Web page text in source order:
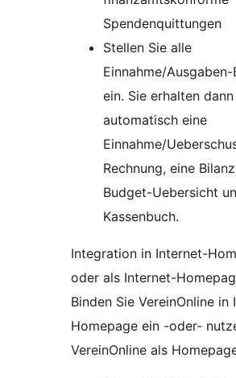
Spendenquittungen
Stellen Sie alle
Einnahme/Ausgaben-
ein. Sie erhalten dann
automatisch eine
Einnahme/
Rechnung, eine
Budget-Uebersicht
Kassenbuch.
Integration in Internet-
oder als Internet-
Binden Sie VereinOnline in
Homepage ein -oder-
VereinOnline als